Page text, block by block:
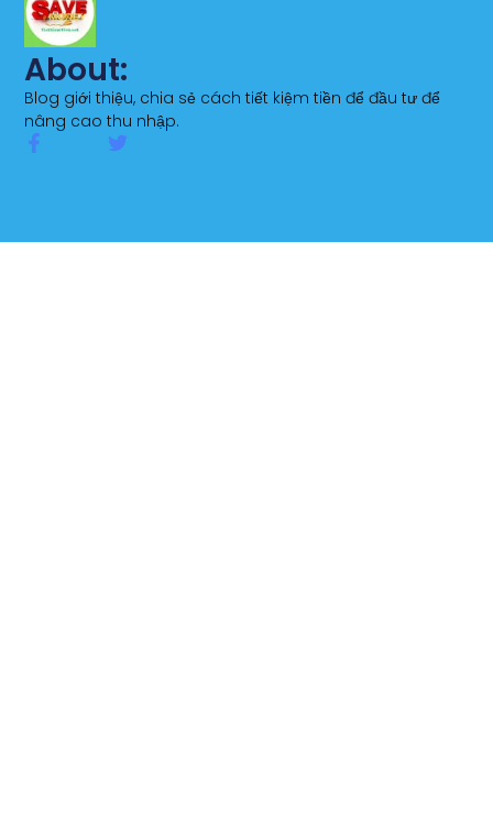
About:
Blog giới thiệu, chia sẻ cách tiết kiệm tiền để đầu tư để
nâng cao thu nhập.